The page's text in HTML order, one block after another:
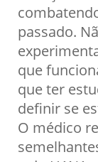
passado.
que
que ter
definir se
O médico